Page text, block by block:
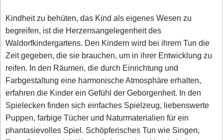
Kindheit zu behüten, das Kind als eigenes Wesen zu
begreifen, ist die Herzensangelegenheit des
Waldorfkindergartens. Den Kindern wird bei ihrem Tun die
Zeit gegeben, die sie brauchen, um in ihrer Entwicklung zu
reifen. In den Räumen, die durch Einrichtung und
Farbgestaltung eine harmonische Atmosphäre erhalten,
erfahren die Kinder ein Gefühl der Geborgenheit. In den
Spielecken finden sich einfaches Spielzeug, liebenswerte
Puppen, farbige Tücher und Naturmaterialien für ein
phantasievolles Spiel. Schöpferisches Tun wie Singen,